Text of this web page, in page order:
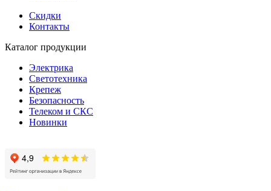
Скидки
Контакты
Каталог продукции
Электрика
Светотехника
Крепеж
Безопасность
Телеком и СКС
Новинки